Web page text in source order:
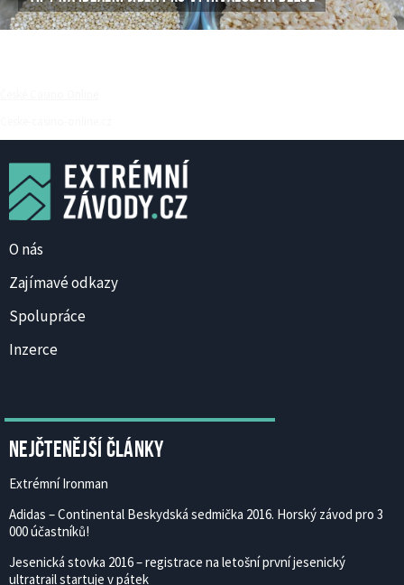
O nás
Zajímavé odkazy
Spolupráce
Inzerce
Nejčtenější články
Extrémní Ironman
Adidas – Continental Beskydská sedmička 2016. Horský závod pro 3
000 účastníků!
Jesenická stovka 2016 – registrace na letošní první jesenický
ultratrail startuje v pátek